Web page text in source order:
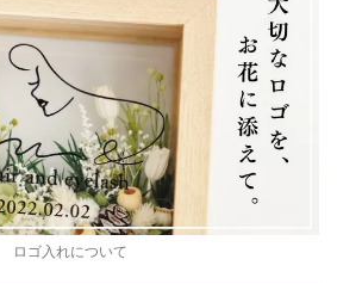
ロゴ入れについて